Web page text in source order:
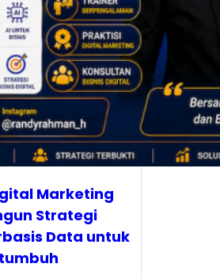
Marketing
Strategi
Data untuk